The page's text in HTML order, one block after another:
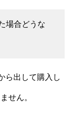
場合どうな
ら出して購入し
せん。